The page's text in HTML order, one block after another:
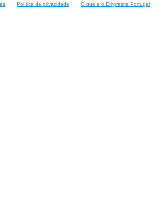
Política de privacidade O que é o Empresite Portugal